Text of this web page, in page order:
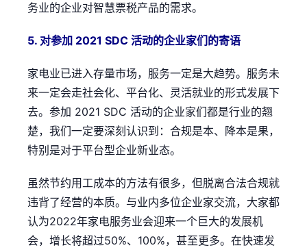
务业的企业对智慧票税产品的需求。
5. 对参加 2021 SDC 活动的企业家们的寄语
家电业已进入存量市场，服务一定是大趋势。服务未
来一定会走社会化、平台化、灵活就业的形式发展下
去。参加 2021 SDC 活动的企业家们都是行业的翘
楚，我们一定要深刻认识到：合规是本、降本是果，
特别是对于平台型企业新业态。
虽然节约用工成本的方法有很多，但脱离合法合规就
违背了经营的本质。与业内多位企业家交流，大家都
认为2022年家电服务业会迎来一个巨大的发展机
会，增长将超过50%、100%，甚至更多。在快速发